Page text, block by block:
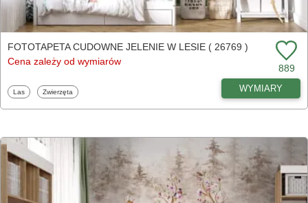
FOTOTAPETA CUDOWNE JELENIE W LESIE ( 26769 )
Cena zależy od wymiarów
889
Fototapety
Las Fototapety
Zwierzęta WYMIARY